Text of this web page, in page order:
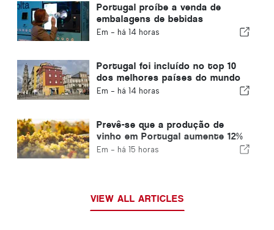
Portugal proíbe a venda de
embalagens de bebidas
descartáveis sem o selo «Volta»
Em - há 14 horas
Portugal foi incluído no top 10
dos melhores países do mundo
para expatriados
Em - há 14 horas
Prevê-se que a produção de
vinho em Portugal aumente 12%
nesta vindima
Em - há 15 horas
VIEW ALL ARTICLES